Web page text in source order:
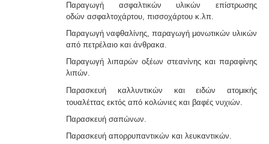
Παραγωγή ασφαλτικών υλικών επίστρωσης
οδών ασφαλτοχάρτου, πισσοχάρτου κ.λπ.
Παραγωγή ναφθαλίνης, παραγωγή μονωτικών υλικών
από πετρέλαιο και άνθρακα.
Παραγωγή λιπαρών οξέων στεανίνης και παραφίνης
λιπών.
Παρασκευή καλλυντικών και ειδών ατομικής
τουαλέττας εκτός από κολώνιες και βαφές νυχιών.
Παρασκευή σαπώνων.
Παρασκευή απορρυπαντικών και λευκαντικών.